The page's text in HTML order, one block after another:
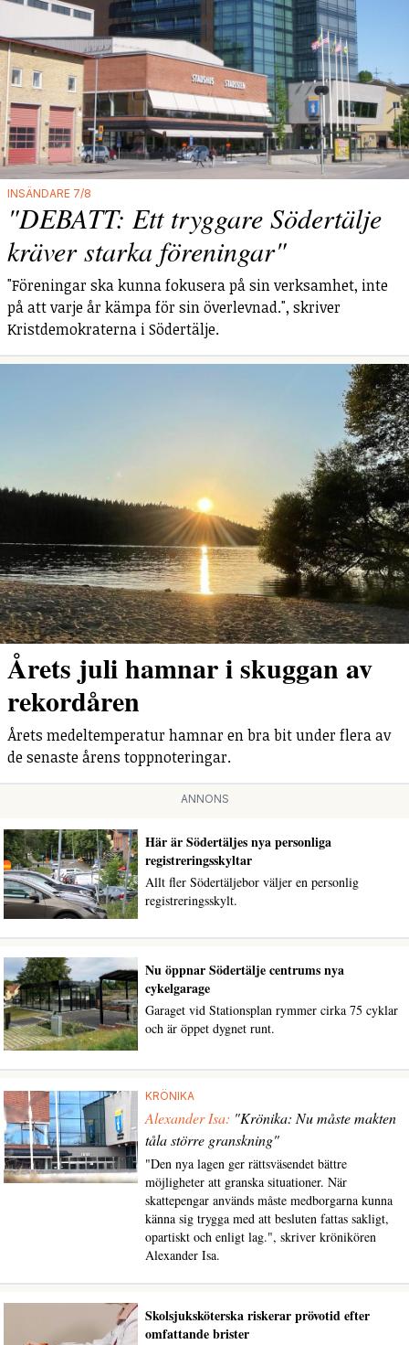
INSÄNDARE 7/8
"DEBATT: Ett tryggare Södertälje
kräver starka föreningar"
"Föreningar ska kunna fokusera på sin verksamhet, inte
på att varje år kämpa för sin överlevnad.", skriver
Kristdemokraterna i Södertälje.
Årets juli hamnar i skuggan av
rekordåren
Årets medeltemperatur hamnar en bra bit under flera av
de senaste årens toppnoteringar.
ANNONS
Här är Södertäljes nya personliga
registreringsskyltar
Allt fler Södertäljebor väljer en personlig
registreringsskylt.
Nu öppnar Södertälje centrums nya
cykelgarage
Garaget vid Stationsplan rymmer cirka 75 cyklar
och är öppet dygnet runt.
KRÖNIKA
Alexander Isa: "Krönika: Nu måste makten
tåla större granskning"
"Den nya lagen ger rättsväsendet bättre
möjligheter att granska situationer. När
skattepengar används måste medborgarna kunna
känna sig trygga med att besluten fattas sakligt,
opartiskt och enligt lag.", skriver krönikören
Alexander Isa.
Skolsjuksköterska riskerar prövotid efter
omfattande brister